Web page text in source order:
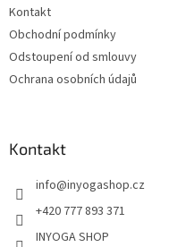
Kontakt
Obchodní podmínky
Odstoupení od smlouvy
Ochrana osobních údajů
Kontakt
info@inyogashop.cz
+420 777 893 371
INYOGA SHOP